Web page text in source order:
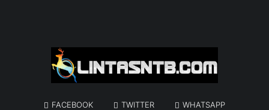
FACEBOOK TWITTER
WHATSAPP